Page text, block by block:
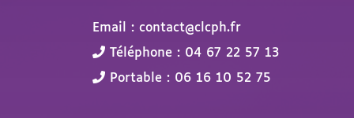
Email : contact@clcph.fr
Téléphone : 04 67 22 57 13
Portable : 06 16 10 52 75